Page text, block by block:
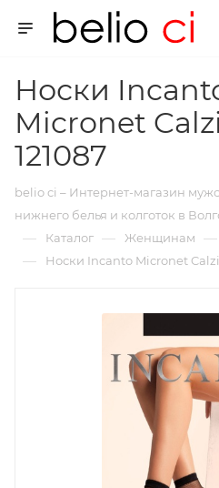
Носки
Micronet
121087
belio ci – Интернет-магазин
нижнего белья и колготок в
— Каталог — Женщинам —
— Носки Incanto Micronet